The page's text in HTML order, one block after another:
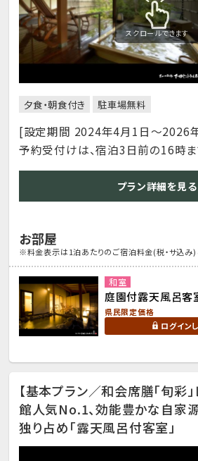
スクロールできます
夕食・朝食付き 駐車場無料
[設定期間 2024年4月1日～2026
予約受付けは、宿泊3日前の16時
プラン詳細を見る
お部屋
※料金表示は1泊あたりのご宿泊料金(税・サ込み)
和室
庭園付露天風呂客
県民限定価格
ログイン
【基本プラン／和会席膳「旬彩」
館人気No.1、効能豊かな自家
独り占め「露天風呂付客室」